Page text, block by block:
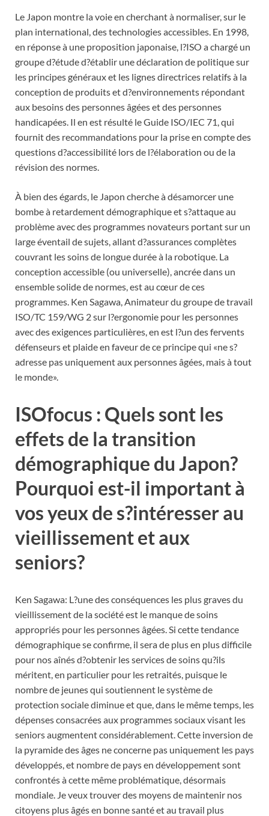
Le Japon montre la voie en cherchant à normaliser, sur le
plan international, des technologies accessibles. En 1998,
en réponse à une proposition japonaise, l?ISO a chargé un
groupe d?étude d?établir une déclaration de politique sur
les principes généraux et les lignes directrices relatifs à la
conception de produits et d?environnements répondant
aux besoins des personnes âgées et des personnes
handicapées. Il en est résulté le Guide ISO/IEC 71, qui
fournit des recommandations pour la prise en compte des
questions d?accessibilité lors de l?élaboration ou de la
révision des normes.
À bien des égards, le Japon cherche à désamorcer une
bombe à retardement démographique et s?attaque au
problème avec des programmes novateurs portant sur un
large éventail de sujets, allant d?assurances complètes
couvrant les soins de longue durée à la robotique. La
conception accessible (ou universelle), ancrée dans un
ensemble solide de normes, est au cœur de ces
programmes. Ken Sagawa, Animateur du groupe de travail
ISO/TC 159/WG 2 sur l?ergonomie pour les personnes
avec des exigences particulières, en est l?un des fervents
défenseurs et plaide en faveur de ce principe qui «ne s?
adresse pas uniquement aux personnes âgées, mais à tout
le monde».
ISOfocus : Quels sont les
effets de la transition
démographique du Japon?
Pourquoi est-il important à
vos yeux de s?intéresser au
vieillissement et aux
seniors?
Ken Sagawa: L?une des conséquences les plus graves du
vieillissement de la société est le manque de soins
appropriés pour les personnes âgées. Si cette tendance
démographique se confirme, il sera de plus en plus difficile
pour nos aînés d?obtenir les services de soins qu?ils
méritent, en particulier pour les retraités, puisque le
nombre de jeunes qui soutiennent le système de
protection sociale diminue et que, dans le même temps, les
dépenses consacrées aux programmes sociaux visant les
seniors augmentent considérablement. Cette inversion de
la pyramide des âges ne concerne pas uniquement les pays
développés, et nombre de pays en développement sont
confrontés à cette même problématique, désormais
mondiale. Je veux trouver des moyens de maintenir nos
citoyens plus âgés en bonne santé et au travail plus